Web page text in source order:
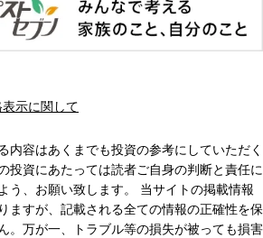
示に関して
内容はあくまでも投資の参考にしていただく
投資にあたっては読者ご自身の判断と責任に
う、お願い致します。 当サイトの掲載情報
ますが、記載される全ての情報の正確性を保
。万が一、トラブル等の損失が被っても損害